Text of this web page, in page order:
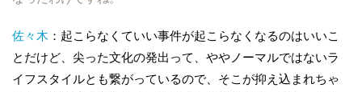
佐々木 ：起こらなくていい事件が起こらなくなるのはいいこ
とだけど、尖った文化の発出って、ややノーマルではないラ
イフスタイルとも繋がっているので、そこが抑え込まれちゃ